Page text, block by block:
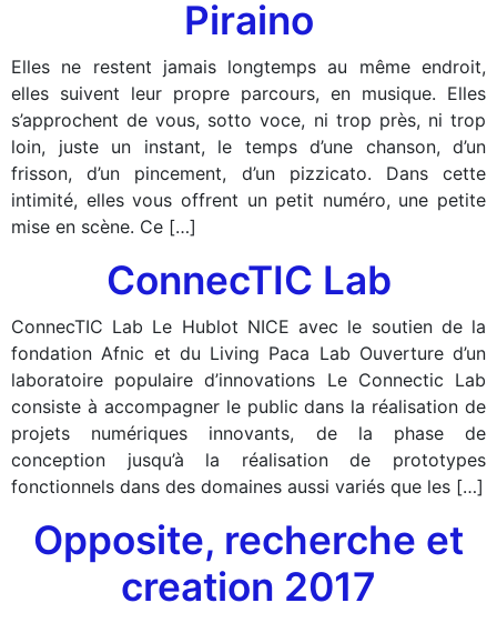
Piraino
Elles ne restent jamais longtemps au même endroit,
elles suivent leur propre parcours, en musique. Elles
s’approchent de vous, sotto voce, ni trop près, ni trop
loin, juste un instant, le temps d’une chanson, d’un
frisson, d’un pincement, d’un pizzicato. Dans cette
intimité, elles vous offrent un petit numéro, une petite
mise en scène. Ce […]
ConnecTIC Lab
ConnecTIC Lab Le Hublot NICE avec le soutien de la
fondation Afnic et du Living Paca Lab Ouverture d’un
laboratoire populaire d’innovations Le Connectic Lab
consiste à accompagner le public dans la réalisation de
projets numériques innovants, de la phase de
conception jusqu’à la réalisation de prototypes
fonctionnels dans des domaines aussi variés que les […]
Opposite, recherche et
creation 2017